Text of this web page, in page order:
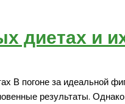
диетах и
В погоне за идеальной
результаты. Однако